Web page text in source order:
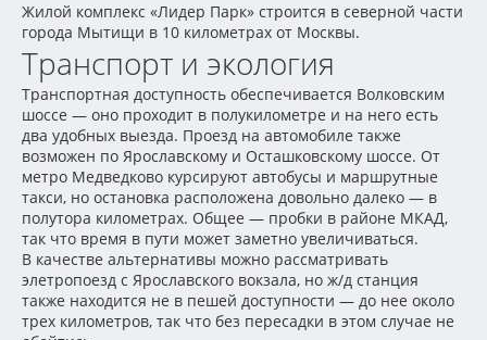
Жилой комплекс «Лидер Парк» строится в северной части
города Мытищи в 10 километрах от Москвы.
Транспорт и экология
Транспортная доступность обеспечивается Волковским
шоссе — оно проходит в полукилометре и на него есть
два удобных выезда. Проезд на автомобиле также
возможен по Ярославскому и Осташковскому шоссе. От
метро Медведково курсируют автобусы и маршрутные
такси, но остановка расположена довольно далеко — в
полутора километрах. Общее — пробки в районе МКАД,
так что время в пути может заметно увеличиваться.
В качестве альтернативы можно рассматривать
элетропоезд с Ярославского вокзала, но ж/д станция
также находится не в пешей доступности — до нее около
трех километров, так что без пересадки в этом случае не